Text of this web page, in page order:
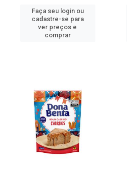
Faça seu login ou
cadastre-se para
ver preços e
comprar